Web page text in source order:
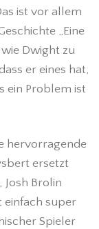
ist vor allem
„Eine
Dwight zu
er eines hat,
ein Problem ist
hervorragende
ersetzt
Brolin
einfach super
Spieler